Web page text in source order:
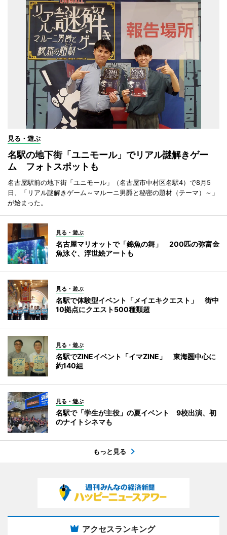
見る・遊ぶ
名駅の地下街「ユニモール」でリアル謎解きゲー
ム フォトスポットも
名古屋駅前の地下街「ユニモール」（名古屋市中村区名駅4）で8月5
日、「リアル謎解きゲーム～マルーニ男爵と秘密の題材（テーマ）～」
が始まった。
見る・遊ぶ
名古屋マリオットで「錦魚の舞」 200匹の弥富金
魚泳ぐ、浮世絵アートも
見る・遊ぶ
名駅で体験型イベント「メイエキクエスト」 街中
10拠点にクエスト500種類超
見る・遊ぶ
名駅でZINEイベント「イマZINE」 東海圏中心に
約140組
見る・遊ぶ
名駅で「学生が主役」の夏イベント 9校出演、初
のナイトシネマも
もっと見る
アクセスランキング